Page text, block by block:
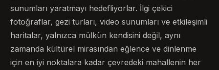
sunumları yaratmayı hedefliyorlar. İlgi çekici
fotoğraflar, gezi turları, video sunumları ve etkileşimli
haritalar, yalnızca mülkün kendisini değil, aynı
zamanda kültürel mirasından eğlence ve dinlenme
için en iyi noktalara kadar çevredeki mahallenin her